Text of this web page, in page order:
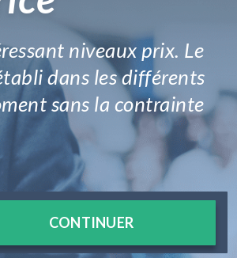
niveaux prix. Le
dans les différents
sans la contrainte
CONTINUER